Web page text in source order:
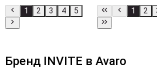
1 2 3 4 5 1 2
Бренд INVITE в Avaro